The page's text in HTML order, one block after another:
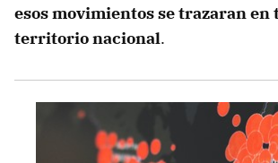
esos movimientos se trazaran en
territorio nacional.